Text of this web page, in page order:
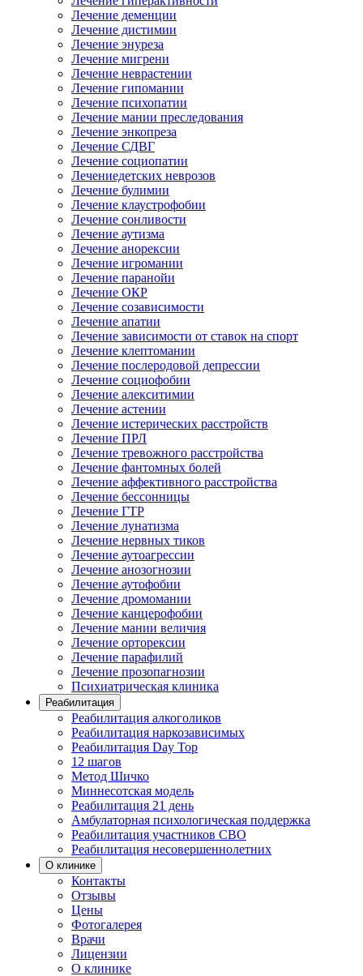
Лечение деменции
Лечение дистимии
Лечение энуреза
Лечение мигрени
Лечение неврастении
Лечение гипомании
Лечение психопатии
Лечение мании преследования
Лечение энкопреза
Лечение СДВГ
Лечение социопатии
Лечениедетских неврозов
Лечение булимии
Лечение клаустрофобии
Лечение сонливости
Лечение аутизма
Лечение анорексии
Лечение игромании
Лечение паранойи
Лечение ОКР
Лечение созависимости
Лечение апатии
Лечение зависимости от ставок на спорт
Лечение клептомании
Лечение послеродовой депрессии
Лечение социофобии
Лечение алекситимии
Лечение астении
Лечение истерических расстройств
Лечение ПРЛ
Лечение тревожного расстройства
Лечение фантомных болей
Лечение аффективного расстройства
Лечение бессонницы
Лечение ГТР
Лечение лунатизма
Лечение нервных тиков
Лечение аутоагрессии
Лечение анозогнозии
Лечение аутофобии
Лечение дромомании
Лечение канцерофобии
Лечение мании величия
Лечение орторексии
Лечение парафилий
Лечение прозопагнозии
Психиатрическая клиника
Реабилитация
Реабилитация алкоголиков
Реабилитация наркозависимых
Реабилитация Day Top
12 шагов
Метод Шичко
Миннесотская модель
Реабилитация 21 день
Амбулаторная психологическая поддержка
Реабилитация участников СВО
Реабилитация несовершеннолетних
О клинике
Контакты
Отзывы
Цены
Фотогалерея
Врачи
Лицензии
О клинике